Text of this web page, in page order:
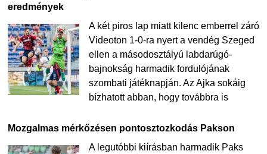
eredmények
A két piros lap miatt kilenc emberrel záró
Videoton 1-0-ra nyert a vendég Szeged
ellen a másodosztályú labdarúgó-
bajnokság harmadik fordulójának
szombati játéknapján. Az Ajka sokáig
bízhatott abban, hogy továbbra is
Mozgalmas mérkőzésen pontosztozkodás Pakson
A legutóbbi kiírásban harmadik Paks